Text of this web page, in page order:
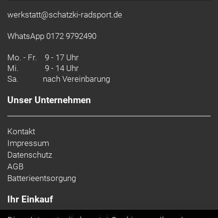
Torque, EU: 25kmh - INT: 20mph - US: 28mph
Extender included
Ladegerät: TQ 4A 100-240V
Display: TQ HPR Color, Bluetooth, ANT+, Dedicated
Smartphone app
Empfehlung Mindestgröße: 170 cm
werkstatt@schatzki-radsport.de
WhatsApp 0172 9792490
Mo. - Fr. 9 - 17 Uhr
Mi.
9 - 14 Uhr
Sa.
nach Vereinbarung
Unser Unternehmen
Kontakt
Impressum
Datenschutz
AGB
Batterieentsorgung
Ihr Einkauf